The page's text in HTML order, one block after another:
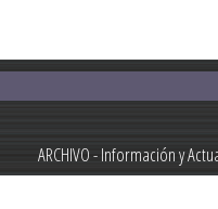
ARCHIVO - Información y
Información y Actualidad